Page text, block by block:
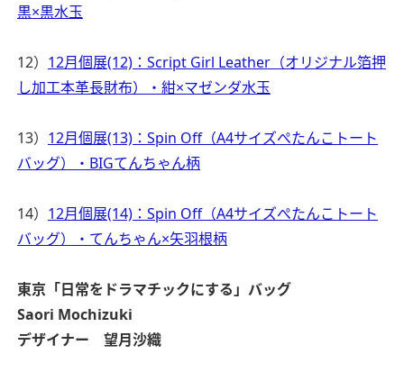
黒×黒水玉
12） 12月個展(12)：Script Girl Leather（オリジナル箔押
し加工本革長財布）・紺×マゼンダ水玉
13） 12月個展(13)：Spin Off（A4サイズぺたんこトート
バッグ）・BIGてんちゃん柄
14） 12月個展(14)：Spin Off（A4サイズぺたんこトート
バッグ）・てんちゃん×矢羽根柄
東京 「日常をドラマチックにする」バッグ
Saori Mochizuki
デザイナー 望月沙織